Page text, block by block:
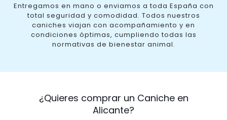
Entregamos en mano o enviamos a toda España con
total seguridad y comodidad. Todos nuestros
caniches viajan con acompañamiento y en
condiciones óptimas, cumpliendo todas las
normativas de bienestar animal.
¿Quieres comprar un Caniche en
Alicante?